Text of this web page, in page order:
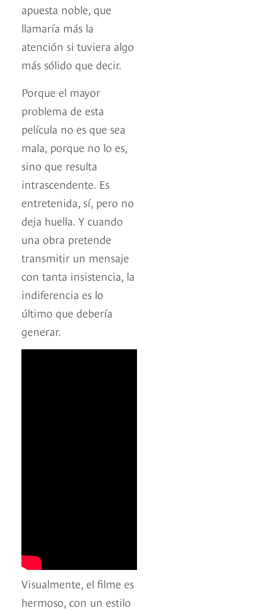
apuesta noble, que
llamaría más la
atención si tuviera algo
más sólido que decir.
Porque el mayor
problema de esta
película no es que sea
mala, porque no lo es,
sino que resulta
intrascendente. Es
entretenida, sí, pero no
deja huella. Y cuando
una obra pretende
transmitir un mensaje
con tanta insistencia, la
indiferencia es lo
último que debería
generar.
Visualmente, el filme es
hermoso, con un estilo